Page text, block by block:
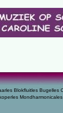
Blokfluitles Bugelles
Mondharmonicales